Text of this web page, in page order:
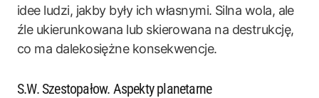
idee ludzi, jakby były ich własnymi. Silna wola, ale
źle ukierunkowana lub skierowana na destrukcję,
co ma dalekosiężne konsekwencje.
S.W. Szestopałow. Aspekty planetarne